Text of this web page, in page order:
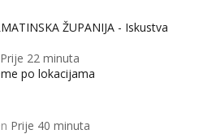
ŽUPANIJA - Iskustva
Prije 22 minuta
po lokacijama
Prije 40 minuta